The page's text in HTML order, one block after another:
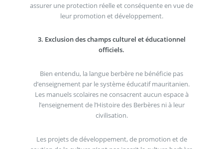
assurer une protection réelle et conséquente en vue de
leur promotion et développement.
3. Exclusion des champs culturel et éducationnel
officiels.
Bien entendu, la langue berbère ne bénéficie pas
d’enseignement par le système éducatif mauritanien.
Les manuels scolaires ne consacrent aucun espace à
l’enseignement de l’Histoire des Berbères ni à leur
civilisation.
Les projets de développement, de promotion et de